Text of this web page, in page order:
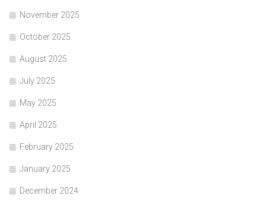
November 2025
October 2025
August 2025
July 2025
May 2025
April 2025
February 2025
January 2025
December 2024